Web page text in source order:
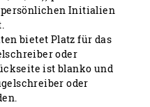
Initialien
bietet Platz für das
oder
ist blanko und
oder